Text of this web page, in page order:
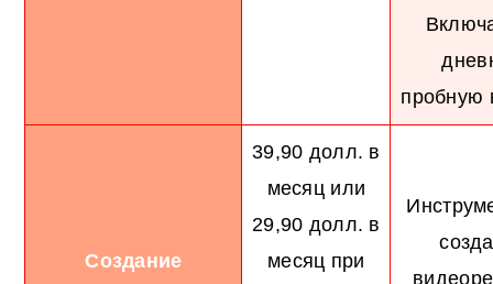
пробную
Создание
39,90 долл. в
месяц или
29,90 долл. в
месяц при